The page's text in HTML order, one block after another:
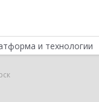
и технологии